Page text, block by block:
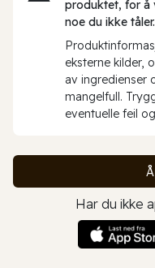
produktet, for å
noe du ikke tåler.
eksterne kilder,
av ingredienser
mangelfull.
eventuelle feil
Har du ikke